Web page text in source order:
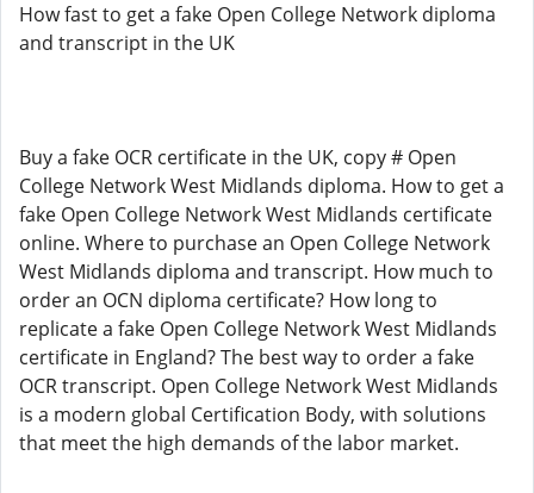
How fast to get a fake Open College Network diploma
and transcript in the UK
Buy a fake OCR certificate in the UK, copy # Open
College Network West Midlands diploma. How to get a
fake Open College Network West Midlands certificate
online. Where to purchase an Open College Network
West Midlands diploma and transcript. How much to
order an OCN diploma certificate? How long to
replicate a fake Open College Network West Midlands
certificate in England? The best way to order a fake
OCR transcript. Open College Network West Midlands
is a modern global Certification Body, with solutions
that meet the high demands of the labor market.